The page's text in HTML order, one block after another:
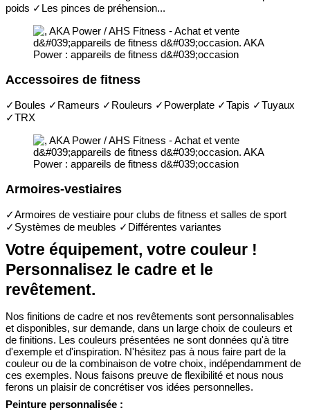
poids ✓Les pinces de préhension...
Accessoires de fitness
✓Boules ✓Rameurs ✓Rouleurs ✓Powerplate ✓Tapis ✓Tuyaux
✓TRX
Armoires-vestiaires
✓Armoires de vestiaire pour clubs de fitness et salles de sport
✓Systèmes de meubles ✓Différentes variantes
Votre équipement, votre couleur !
Personnalisez le cadre et le
revêtement.
Nos finitions de cadre et nos revêtements sont personnalisables
et disponibles, sur demande, dans un large choix de couleurs et
de finitions. Les couleurs présentées ne sont données qu'à titre
d'exemple et d'inspiration. N'hésitez pas à nous faire part de la
couleur ou de la combinaison de votre choix, indépendamment de
ces exemples. Nous faisons preuve de flexibilité et nous nous
ferons un plaisir de concrétiser vos idées personnelles.
Peinture personnalisée :